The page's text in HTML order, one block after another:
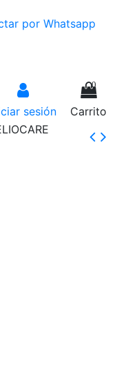
por Whatsapp
sesión
0
Carrito